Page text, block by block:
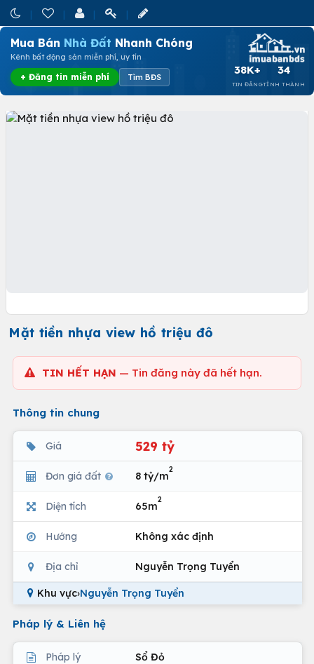
Mua Bán Nhà Đất Nhanh Chóng
Kênh bất động sản miễn phí, uy tín
+ Đăng tin miễn phí Tìm BĐS
38K+
TIN ĐĂNG
34
TỈNH THÀNH
Mặt tiền nhựa view hồ triệu đô
TIN HẾT HẠN — Tin đăng này đã hết hạn.
Thông tin chung
Giá 529 tỷ
Đơn giá đất 8 tỷ/m
2
Diện tích 65m
2
Hướng Không xác định
Địa chỉ Nguyễn Trọng Tuyển
Khu vực›Nguyễn Trọng Tuyển
Pháp lý & Liên hệ
Pháp lý Sổ Đỏ